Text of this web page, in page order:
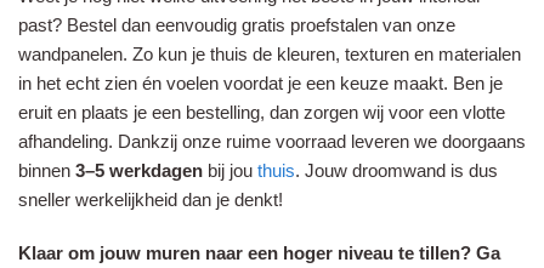
past? Bestel dan eenvoudig gratis proefstalen van onze
wandpanelen. Zo kun je thuis de kleuren, texturen en materialen
in het echt zien én voelen voordat je een keuze maakt. Ben je
eruit en plaats je een bestelling, dan zorgen wij voor een vlotte
afhandeling. Dankzij onze ruime voorraad leveren we doorgaans
binnen 3–5 werkdagen bij jou thuis. Jouw droomwand is dus
sneller werkelijkheid dan je denkt!
Klaar om jouw muren naar een hoger niveau te tillen? Ga